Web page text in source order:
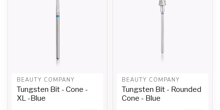
BEAUTY COMPANY
Tungsten Bit - Cone -
XL -Blue
BEAUTY COMPANY
Tungsten Bit - Rounded
Cone - Blue